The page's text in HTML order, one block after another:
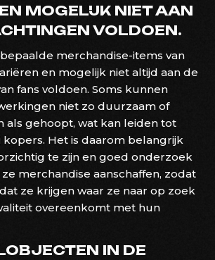
MOGELIJK NIET AAN
VOLDOEN.
merchandise-items van
en mogelijk niet altijd aan de
fans voldoen. Soms kunnen
niet zo duurzaam of
als gehoopt, wat kan leiden tot
Het is daarom belangrijk
te zijn en goed onderzoek
merchandise aanschaffen, zodat
ze krijgen waar ze naar op zoek
overeenkomt met hun
IN DE